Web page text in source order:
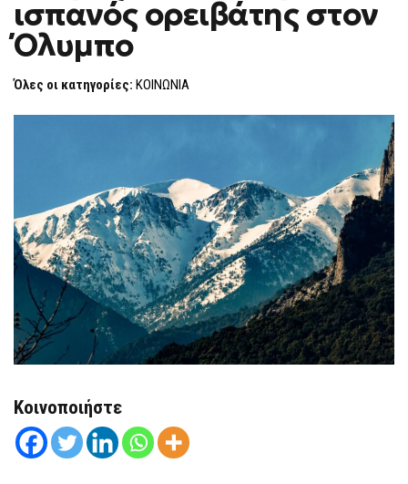
ΙΣΠΑΝΌΣ
ΟΡΕΙΒΆΤΗΣ
ισπανός ορειβάτης στον
Όλυμπο
Όλες οι κατηγορίες: ΚΟΙΝΩΝΙΑ
Κοινοποιήστε